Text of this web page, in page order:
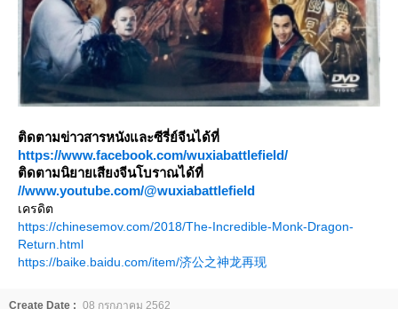
ติดตามข่าวสารหนังและซีรี่ย์จีนได้ที่
https://www.facebook.com/wuxiabattlefield/
ติดตามนิยายเสียงจีนโบราณได้ที่
//www.youtube.com/@wuxiabattlefield
เครดิต
https://chinesemov.com/2018/The-Incredible-Monk-Dragon-
Return.html
https://baike.baidu.com/item/济公之神龙再现
Create Date : 08 กรกฎาคม 2562